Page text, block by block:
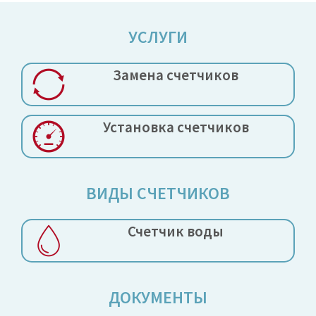
УСЛУГИ
Замена счетчиков
Установка счетчиков
ВИДЫ СЧЕТЧИКОВ
Счетчик воды
ДОКУМЕНТЫ